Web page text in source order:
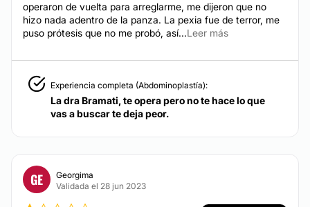
operaron de vuelta para arreglarme, me dijeron que no
hizo nada adentro de la panza. La pexia fue de terror, me
puso prótesis que no me probó, así...Leer más
Experiencia completa (Abdominoplastía):
La dra Bramati, te opera pero no te hace lo que
vas a buscar te deja peor.
GE
Georgima
Validada el 28 jun 2023